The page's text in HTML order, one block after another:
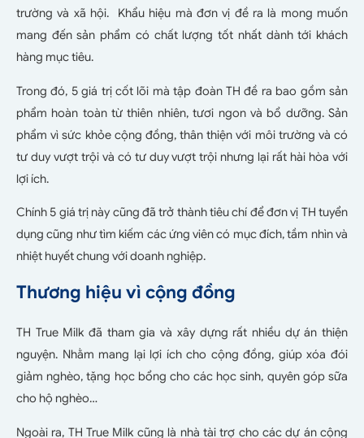
trường và xã hội. Khẩu hiệu mà đơn vị đề ra là mong muốn
mang đến sản phẩm có chất lượng tốt nhất dành tới khách
hàng mục tiêu.
Trong đó, 5 giá trị cốt lõi mà tập đoàn TH đề ra bao gồm sản
phẩm hoàn toàn từ thiên nhiên, tươi ngon và bổ dưỡng. Sản
phẩm vì sức khỏe cộng đồng, thân thiện với môi trường và có
tư duy vượt trội và có tư duy vượt trội nhưng lại rất hài hòa với
lợi ích.
Chính 5 giá trị này cũng đã trở thành tiêu chí để đơn vị TH tuyển
dụng cũng như tìm kiếm các ứng viên có mục đích, tầm nhìn và
nhiệt huyết chung với doanh nghiệp.
Thương hiệu vì cộng đồng
TH True Milk đã tham gia và xây dựng rất nhiều dự án thiện
nguyện. Nhằm mang lại lợi ích cho cộng đồng, giúp xóa đói
giảm nghèo, tặng học bổng cho các học sinh, quyên góp sữa
cho hộ nghèo…
Ngoài ra, TH True Milk cũng là nhà tài trợ cho các dự án cộng